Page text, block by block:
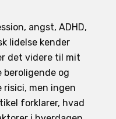
angst, ADHD,
lidelse kender
det videre til mit
beroligende og
men ingen
forklarer, hvad